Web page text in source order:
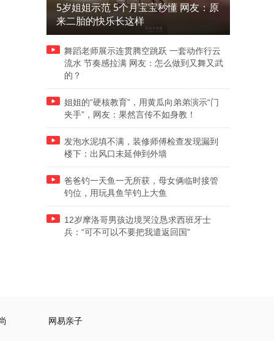
5岁姐姐示范 5个月宝宝秒懂 网友：原
来二胎的快乐长这样
舞蹈老师展示连贯腾空跳跃 一套动作行云
流水 节奏感拉满 网友：怎么做到又舞又武
的？
姐姐的“硬核教育”，用黄瓜向弟弟演示“门
夹手”，网友：果然言传不如身教！
发泡水泥填不满，装修师傅检查发现漏到
楼下：出风口未延伸到外墙
爸爸钓一天鱼一无所获，母女俩临时接管
钓位，用玩具鱼竿钓上大鱼
12岁摩洛哥男孩边境哭泣恳求西班牙士
兵：“可不可以不要把我遣返回国”
网易亲子